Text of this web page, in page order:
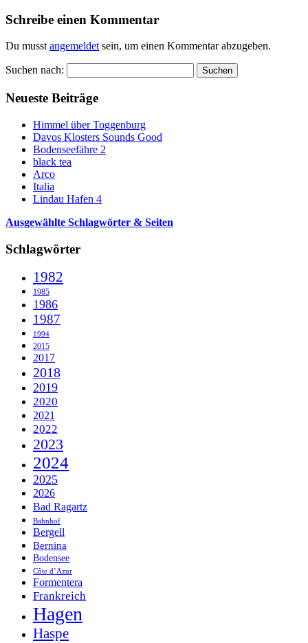
Schreibe einen Kommentar
Du musstangemeldetsein, um einen Kommentar abzugeben.
Suchen nach:
Neueste Beiträge
Himmel über Toggenburg
Davos Klosters Sounds Good
Bodenseefähre 2
black tea
Arco
Italia
Lindau Hafen 4
Ausgewählte Schlagwörter & Seiten
Schlagwörter
1982
1985
1986
1987
1994
2015
2017
2018
2019
2020
2021
2022
2023
2024
2025
2026
Bad Ragartz
Bahnhof
Bergell
Bernina
Bodensee
Côte d’Azur
Formentera
Frankreich
Hagen
Haspe